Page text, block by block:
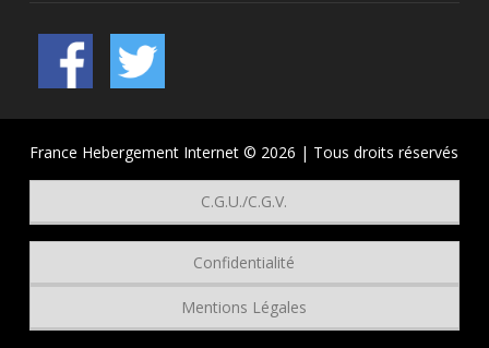
France Hebergement Internet © 2026 | Tous droits réservés
C.G.U./C.G.V.
Mentions Légales
Confidentialité